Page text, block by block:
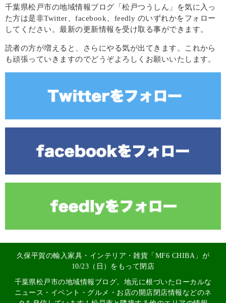
千葉県松戸市の地域情報ブログ「松戸つうしん」を気に入っ
た方は是非Twitter、facebook、feedly のいずれかをフォロー
してください。最新の更新情報を受け取る事ができます。
読者の方が増えると、さらにやる気が出てきます。これから
も頑張っていきますのでどうぞよろしくお願いいたします。
久保平賀の輸入家具・インテリア・雑貨「MF6 CHIBA」が
10/23（日）をもって閉店
千葉県松戸市の地域情報ブログ。地元に根づいたローカルな
ニュース・イベント・グルメ・お店の開店閉店情報などのネ